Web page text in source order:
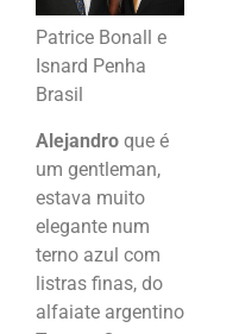
Patrice Bonall e
Isnard Penha
Brasil
Alejandro que é
um gentleman,
estava muito
elegante num
terno azul com
listras finas, do
alfaiate argentino